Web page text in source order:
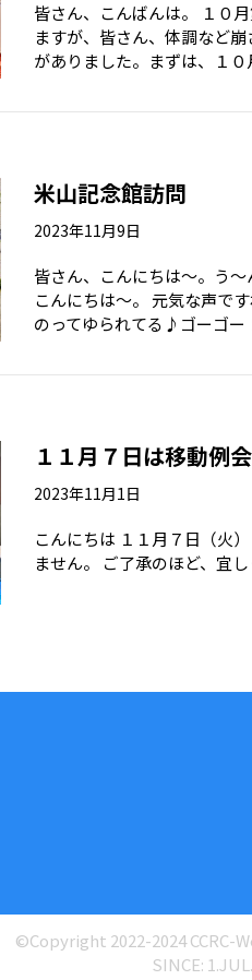
皆さん、こんばんは。 １０
ますが、皆さん、体調など
がありました。まずは、１
米山記念館訪問
2023年11月9日
皆さん、こんにちは～。う
こんにちは～。 元気な声で
のってゆられてる♪ゴーゴ
１１月７日は移動例
2023年11月1日
こんにちは １１月７日（火
ません。 ご了承のほど、宜
©Copyright 2022-2024 CCRC-
SINCE: